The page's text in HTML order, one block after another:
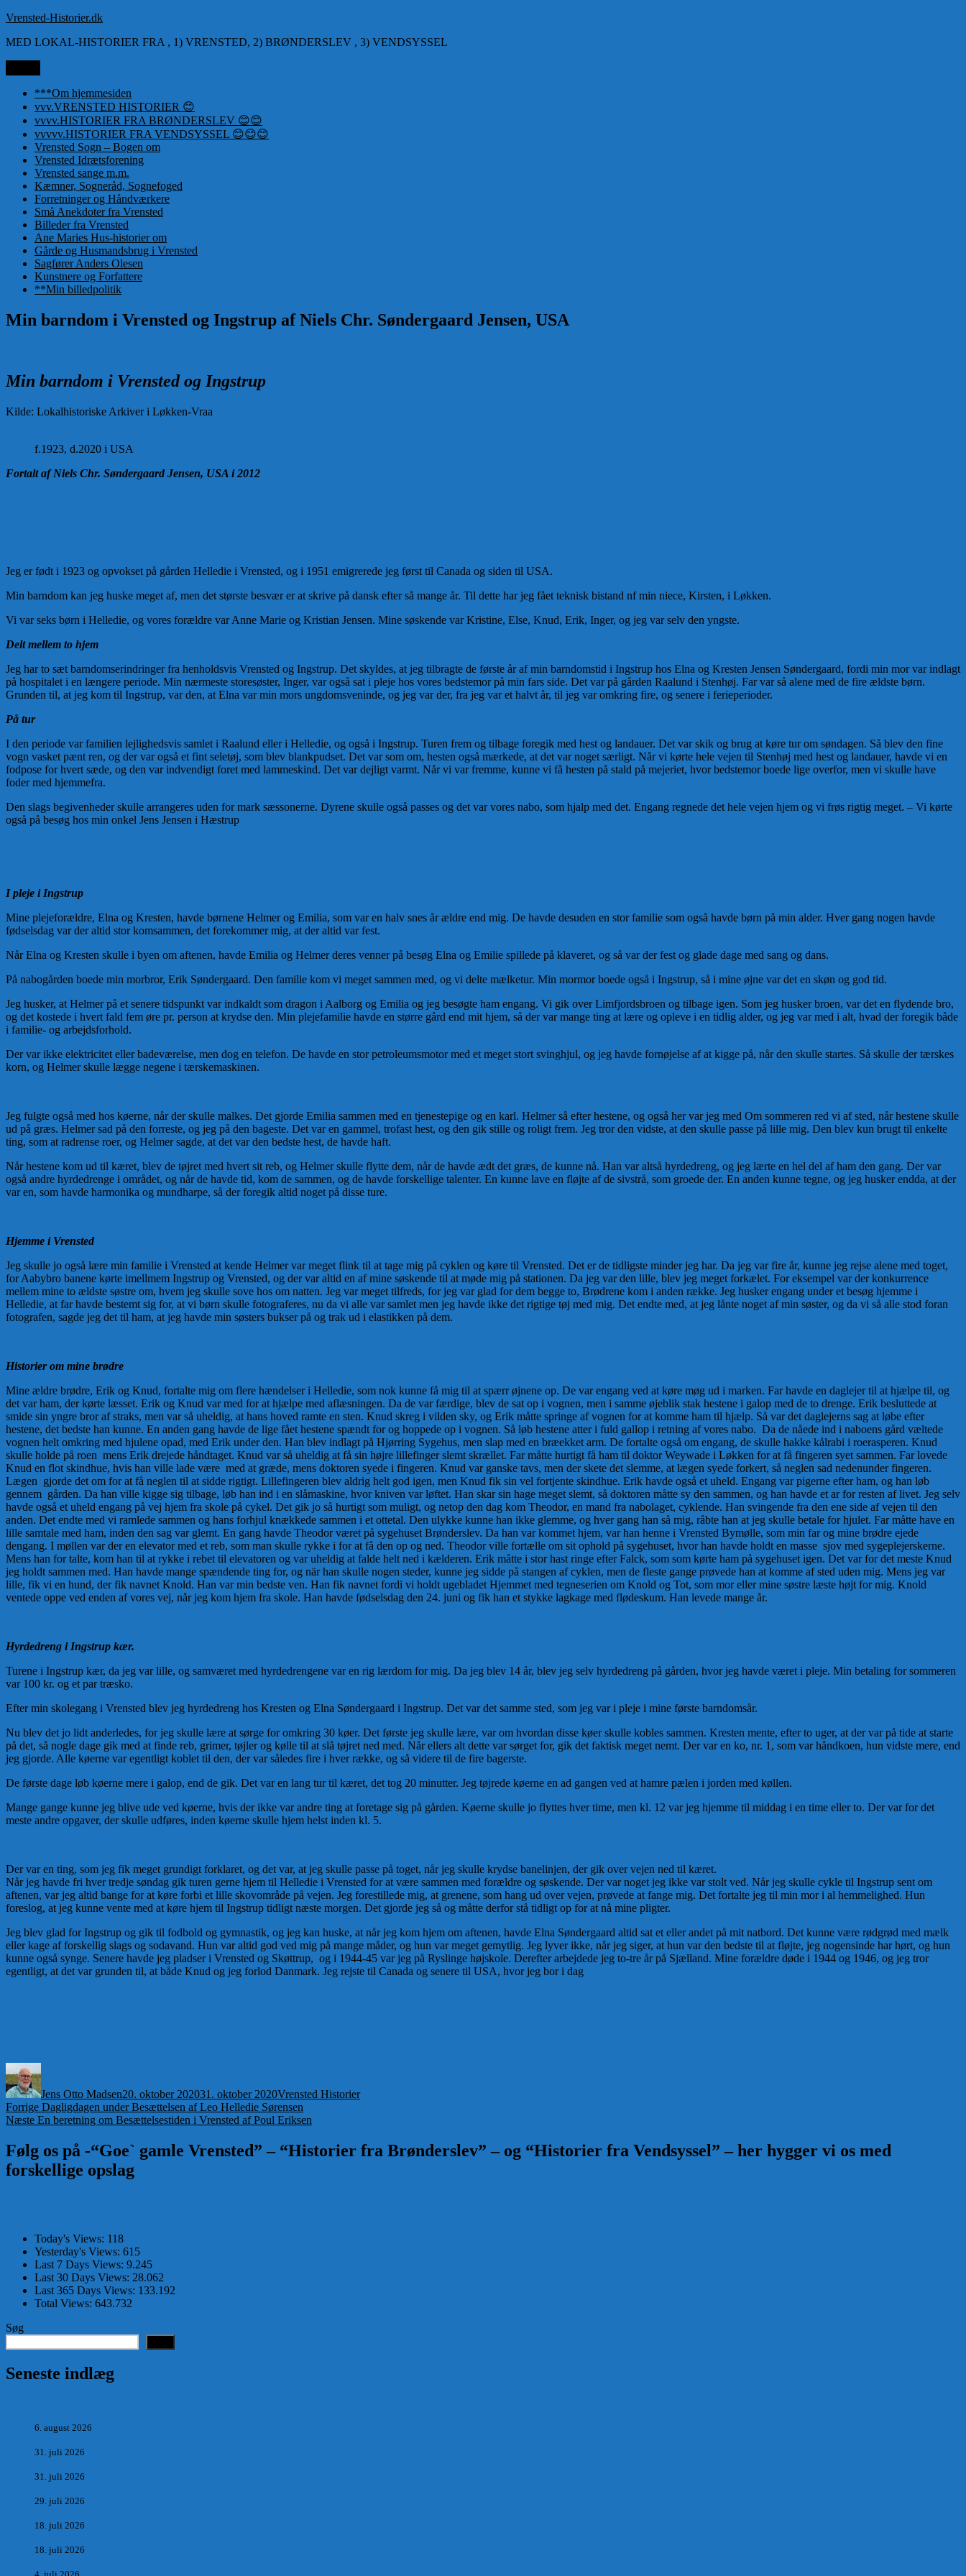
Videre
indhold
Vrensted-Historier.dk
MED LOKAL-HISTORIER FRA , 1) VRENSTED, 2) BRØNDERSLEV , 3) VENDSYSSEL
***Om hjemmesiden
vvv.VRENSTED HISTORIER 😊
vvvv.HISTORIER FRA BRØNDERSLEV 😊😊
vvvvv.HISTORIER FRA VENDSYSSEL 😊😊😊
Vrensted Sogn – Bogen om
Vrensted Idrætsforening
Vrensted sange m.m.
Kæmner, Sogneråd, Sognefoged
Forretninger og Håndværkere
Små Anekdoter fra Vrensted
Billeder fra Vrensted
Ane Maries Hus-historier om
Gårde og Husmandsbrug i Vrensted
Sagfører Anders Olesen
Kunstnere og Forfattere
**Min billedpolitik
Min barndom i Vrensted og Ingstrup af Niels Chr. Søndergaard Jensen, USA
Min barndom i Vrensted og Ingstrup
Kilde: Lokalhistoriske Arkiver i Løkken-Vraa
f.1923, d.2020 i USA
Fortalt af Niels Chr. Søndergaard Jensen, USA i 2012
Jeg er født i 1923 og opvokset på gården Helledie i Vrensted, og i 1951 emigrerede jeg først til Canada og siden til USA.
Min barndom kan jeg huske meget af, men det største besvær er at skrive på dansk efter så mange år. Til dette har jeg fået teknisk bistand nf min niece, Kirsten, i Løkken.
Vi var seks børn i Helledie, og vores forældre var Anne Marie og Kristian Jensen. Mine søskende var Kristine, Else, Knud, Erik, Inger, og jeg var selv den yngste.
Delt mellem to hjem
Jeg har to sæt barndomserindringer fra henholdsvis Vrensted og Ingstrup. Det skyldes, at jeg tilbragte de første år af min barndomstid i Ingstrup hos Elna og Kresten Jensen Søndergaard, fordi min mor var indlagt
på hospitalet i en længere periode. Min nærmeste storesøster, Inger, var også sat i pleje hos vores bedstemor på min fars side. Det var på gården Raalund i Stenhøj. Far var så alene med de fire ældste børn.
Grunden til, at jeg kom til Ingstrup, var den, at Elna var min mors ungdomsveninde, og jeg var der, fra jeg var et halvt år, til jeg var omkring fire, og senere i ferieperioder.
På tur
I den periode var familien lejlighedsvis samlet i Raalund eller i Helledie, og også i Ingstrup. Turen frem og tilbage foregik med hest og landauer. Det var skik og brug at køre tur om søndagen. Så blev den fine
vogn vasket pænt ren, og der var også et fint seletøj, som blev blankpudset. Det var som om, hesten også mærkede, at det var noget særligt. Når vi kørte hele vejen til Stenhøj med hest og landauer, havde vi en
fodpose for hvert sæde, og den var indvendigt foret med lammeskind. Det var dejligt varmt. Når vi var fremme, kunne vi få hesten på stald på mejeriet, hvor bedstemor boede lige overfor, men vi skulle have
foder med hjemmefra.
Den slags begivenheder skulle arrangeres uden for mark sæssonerne. Dyrene skulle også passes og det var vores nabo, som hjalp med det. Engang regnede det hele vejen hjem og vi frøs rigtig meget. – Vi kørte
også på besøg hos min onkel Jens Jensen i Hæstrup
I pleje i Ingstrup
Mine plejeforældre, Elna og Kresten, havde børnene Helmer og Emilia, som var en halv snes år ældre end mig. De havde desuden en stor familie som også havde børn på min alder. Hver gang nogen havde
fødselsdag var der altid stor komsammen, det forekommer mig, at der altid var fest.
Når Elna og Kresten skulle i byen om aftenen, havde Emilia og Helmer deres venner på besøg Elna og Emilie spillede på klaveret, og så var der fest og glade dage med sang og dans.
På nabogården boede min morbror, Erik Søndergaard. Den familie kom vi meget sammen med, og vi delte mælketur. Min mormor boede også i Ingstrup, så i mine øjne var det en skøn og god tid.
Jeg husker, at Helmer på et senere tidspunkt var indkaldt som dragon i Aalborg og Emilia og jeg besøgte ham engang. Vi gik over Limfjordsbroen og tilbage igen. Som jeg husker broen, var det en flydende bro,
og det kostede i hvert fald fem øre pr. person at krydse den. Min plejefamilie havde en større gård end mit hjem, så der var mange ting at lære og opleve i en tidlig alder, og jeg var med i alt, hvad der foregik både
i familie- og arbejdsforhold.
Der var ikke elektricitet eller badeværelse, men dog en telefon. De havde en stor petroleumsmotor med et meget stort svinghjul, og jeg havde fornøjelse af at kigge på, når den skulle startes. Så skulle der tærskes
korn, og Helmer skulle lægge negene i tærskemaskinen.
Jeg fulgte også med hos køerne, når der skulle malkes. Det gjorde Emilia sammen med en tjenestepige og en karl. Helmer så efter hestene, og også her var jeg med Om sommeren red vi af sted, når hestene skulle
ud på græs. Helmer sad på den forreste, og jeg på den bageste. Det var en gammel, trofast hest, og den gik stille og roligt frem. Jeg tror den vidste, at den skulle passe på lille mig. Den blev kun brugt til enkelte
ting, som at radrense roer, og Helmer sagde, at det var den bedste hest, de havde haft.
Når hestene kom ud til kæret, blev de tøjret med hvert sit reb, og Helmer skulle flytte dem, når de havde ædt det græs, de kunne nå. Han var altså hyrdedreng, og jeg lærte en hel del af ham den gang. Der var
også andre hyrdedrenge i området, og når de havde tid, kom de sammen, og de havde forskellige talenter. En kunne lave en fløjte af de sivstrå, som groede der. En anden kunne tegne, og jeg husker endda, at der
var en, som havde harmonika og mundharpe, så der foregik altid noget på disse ture.
Hjemme i Vrensted
Jeg skulle jo også lære min familie i Vrensted at kende Helmer var meget flink til at tage mig på cyklen og køre til Vrensted. Det er de tidligste minder jeg har. Da jeg var fire år, kunne jeg rejse alene med toget,
for Aabybro banene kørte imellmem Ingstrup og Vrensted, og der var altid en af mine søskende til at møde mig på stationen. Da jeg var den lille, blev jeg meget forkælet. For eksempel var der konkurrence
mellem mine to ældste søstre om, hvem jeg skulle sove hos om natten. Jeg var meget tilfreds, for jeg var glad for dem begge to, Brødrene kom i anden række. Jeg husker engang under et besøg hjemme i
Helledie, at far havde bestemt sig for, at vi børn skulle fotograferes, nu da vi alle var samlet men jeg havde ikke det rigtige tøj med mig. Det endte med, at jeg lånte noget af min søster, og da vi så alle stod foran
fotografen, sagde jeg det til ham, at jeg havde min søsters bukser på og trak ud i elastikken på dem.
Historier om mine brødre
Mine ældre brødre, Erik og Knud, fortalte mig om flere hændelser i Helledie, som nok kunne få mig til at spærr øjnene op. De var engang ved at køre møg ud i marken. Far havde en daglejer til at hjælpe til, og
det var ham, der kørte læsset. Erik og Knud var med for at hjælpe med aflæsningen. Da de var færdige, blev de sat op i vognen, men i samme øjeblik stak hestene i galop med de to drenge. Erik besluttede at
smide sin yngre bror af straks, men var så uheldig, at hans hoved ramte en sten. Knud skreg i vilden sky, og Erik måtte springe af vognen for at komme ham til hjælp. Så var det daglejerns sag at løbe efter
hestene, det bedste han kunne. En anden gang havde de lige fået hestene spændt for og hoppede op i vognen. Så løb hestene atter i fuld gallop i retning af vores nabo. Da de nåede ind i naboens gård væltede
vognen helt omkring med hjulene opad, med Erik under den. Han blev indlagt på Hjørring Sygehus, men slap med en bræekket arm. De fortalte også om engang, de skulle hakke kålrabi i roerasperen. Knud
skulle holde på roen mens Erik drejede håndtaget. Knud var så uheldig at få sin højre lillefinger slemt skrællet. Far måtte hurtigt få ham til doktor Weywade i Løkken for at få fingeren syet sammen. Far lovede
Knud en flot skindhue, hvis han ville lade være med at græde, mens doktoren syede i fingeren. Knud var ganske tavs, men der skete det slemme, at lægen syede forkert, så neglen sad nedenunder fingeren.
Lægen gjorde det om for at få neglen til at sidde rigtigt. Lillefingeren blev aldrig helt god igen, men Knud fik sin vel fortjente skindhue. Erik havde også et uheld. Engang var pigerne efter ham, og han løb
gennem gården. Da han ville kigge sig tilbage, løb han ind i en slåmaskine, hvor kniven var løftet. Han skar sin hage meget slemt, så doktoren måtte sy den sammen, og han havde et ar for resten af livet. Jeg selv
havde også et uheld engang på vej hjem fra skole på cykel. Det gik jo så hurtigt som muligt, og netop den dag kom Theodor, en mand fra nabolaget, cyklende. Han svingende fra den ene side af vejen til den
anden. Det endte med vi ramlede sammen og hans forhjul knækkede sammen i et ottetal. Den ulykke kunne han ikke glemme, og hver gang han så mig, råbte han at jeg skulle betale for hjulet. Far måtte have en
lille samtale med ham, inden den sag var glemt. En gang havde Theodor været på sygehuset Brønderslev. Da han var kommet hjem, var han henne i Vrensted Bymølle, som min far og mine brødre ejede
dengang. I møllen var der en elevator med et reb, som man skulle rykke i for at få den op og ned. Theodor ville fortælle om sit ophold på sygehuset, hvor han havde holdt en masse sjov med sygeplejerskerne.
Mens han for talte, kom han til at rykke i rebet til elevatoren og var uheldig at falde helt ned i kælderen. Erik måtte i stor hast ringe efter Falck, som som kørte ham på sygehuset igen. Det var for det meste Knud
jeg holdt sammen med. Han havde mange spændende ting for, og när han skulle nogen steder, kunne jeg sidde på stangen af cyklen, men de fleste gange prøvede han at komme af sted uden mig. Mens jeg var
lille, fik vi en hund, der fik navnet Knold. Han var min bedste ven. Han fik navnet fordi vi holdt ugebladet Hjemmet med tegneserien om Knold og Tot, som mor eller mine søstre læste højt for mig. Knold
ventede oppe ved enden af vores vej, når jeg kom hjem fra skole. Han havde fødselsdag den 24. juni og fik han et stykke lagkage med flødeskum. Han levede mange år.
Hyrdedreng i Ingstrup kær.
Turene i Ingstrup kær, da jeg var lille, og samværet med hyrdedrengene var en rig lærdom for mig. Da jeg blev 14 år, blev jeg selv hyrdedreng på gården, hvor jeg havde været i pleje. Min betaling for sommeren
var 100 kr. og et par træsko.
Efter min skolegang i Vrensted blev jeg hyrdedreng hos Kresten og Elna Søndergaard i Ingstrup. Det var det samme sted, som jeg var i pleje i mine første barndomsår.
Nu blev det jo lidt anderledes, for jeg skulle lære at sørge for omkring 30 køer. Det første jeg skulle lære, var om hvordan disse køer skulle kobles sammen. Kresten mente, efter to uger, at der var på tide at starte
på det, så nogle dage gik med at finde reb, grimer, tøjler og kølle til at slå tøjret ned med. Når ellers alt dette var sørget for, gik det faktisk meget nemt. Der var en ko, nr. 1, som var håndkoen, hun vidste mere, end
jeg gjorde. Alle køerne var egentligt koblet til den, der var således fire i hver række, og så videre til de fire bagerste.
De første dage løb køerne mere i galop, end de gik. Det var en lang tur til kæret, det tog 20 minutter. Jeg tøjrede køerne en ad gangen ved at hamre pælen i jorden med køllen.
Mange gange kunne jeg blive ude ved køerne, hvis der ikke var andre ting at foretage sig på gården. Køerne skulle jo flyttes hver time, men kl. 12 var jeg hjemme til middag i en time eller to. Der var for det
meste andre opgaver, der skulle udføres, inden køerne skulle hjem helst inden kl. 5.
Der var en ting, som jeg fik meget grundigt forklaret, og det var, at jeg skulle passe på toget, når jeg skulle krydse banelinjen, der gik over vejen ned til kæret.
Når jeg havde fri hver tredje søndag gik turen gerne hjem til Helledie i Vrensted for at være sammen med forældre og søskende. Der var noget jeg ikke var stolt ved. Når jeg skulle cykle til Ingstrup sent om
aftenen, var jeg altid bange for at køre forbi et lille skovområde på vejen. Jeg forestillede mig, at grenene, som hang ud over vejen, prøvede at fange mig. Det fortalte jeg til min mor i al hemmelighed. Hun
foreslog, at jeg kunne vente med at køre hjem til Ingstrup tidligt næste morgen. Det gjorde jeg så og måtte derfor stå tidligt op for at nå mine pligter.
Jeg blev glad for Ingstrup og gik til fodbold og gymnastik, og jeg kan huske, at når jeg kom hjem om aftenen, havde Elna Søndergaard altid sat et eller andet på mit natbord. Det kunne være rødgrød med mælk
eller kage af forskellig slags og sodavand. Hun var altid god ved mig på mange måder, og hun var meget gemytlig. Jeg lyver ikke, når jeg siger, at hun var den bedste til at fløjte, jeg nogensinde har hørt, og hun
kunne også synge. Senere havde jeg pladser i Vrensted og Skøttrup, og i 1944-45 var jeg på Ryslinge højskole. Derefter arbejdede jeg to-tre år på Sjælland. Mine forældre døde i 1944 og 1946, og jeg tror
egentligt, at det var grunden til, at både Knud og jeg forlod Danmark. Jeg rejste til Canada og senere til USA, hvor jeg bor i dag
Jens Otto Madsen20. oktober 202031. oktober 2020Vrensted Historier
Indlægsnavigation
Forrige Forrige
indlæg:
Dagligdagen under Besættelsen af Leo Helledie Sørensen
Næste Næste
En beretning om Besættelsestiden i Vrensted af Poul Eriksen
Følg os på -“Goe` gamle Vrensted” – “Historier fra Brønderslev” – og “Historier fra Vendsyssel” – her hygger vi os med
forskellige opslag
Today's Views: 118
Yesterday's Views: 615
Last 7 Days Views: 9.245
Last 30 Days Views: 28.062
Last 365 Days Views: 133.192
Total Views: 643.732
Søg
Seneste indlæg
6. august 2026
31. juli 2026
31. juli 2026
29. juli 2026
18. juli 2026
18. juli 2026